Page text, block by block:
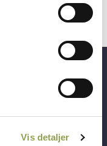
Vis detaljer
&